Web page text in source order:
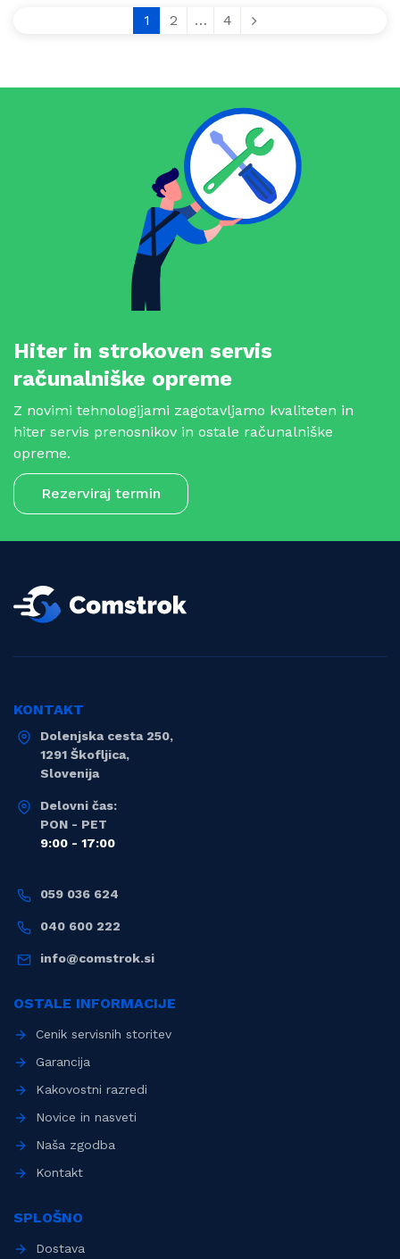
1 2 … 4
Hiter in strokoven servis
računalniške opreme
Z novimi tehnologijami zagotavljamo kvaliteten in
hiter servis prenosnikov in ostale računalniške
opreme.
Rezerviraj termin
KONTAKT
Dolenjska cesta 250,
1291 Škofljica,
Slovenija
Delovni čas:
PON - PET
9:00 - 17:00
059 036 624
040 600 222
info@comstrok.si
OSTALE INFORMACIJE
Cenik servisnih storitev
Garancija
Kakovostni razredi
Novice in nasveti
Naša zgodba
Kontakt
SPLOŠNO
Dostava